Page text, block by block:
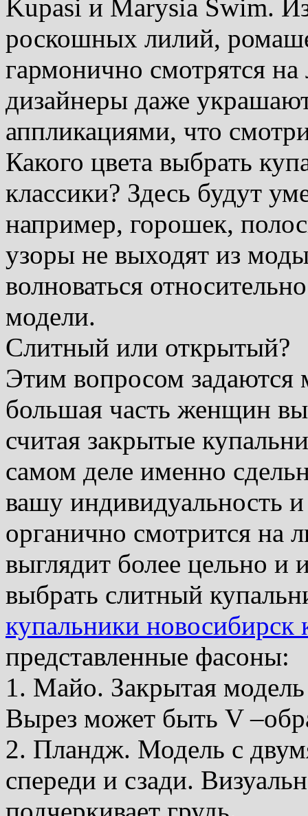
Kupasi и Marysia Swim.
роскошных лилий,
гармонично смотрятся
дизайнеры даже
аппликациями, что
Какого цвета выбрать
классики? Здесь будут
например, горошек,
узоры не выходят из
волноваться
модели.
Слитный или открытый?
Этим вопросом
большая часть женщин
считая закрытые
самом деле именно
вашу индивидуальность
органично смотрится на
выглядит более цельно и
выбрать слитный
купальники новосибирск
представленные фасоны:
1. Майо. Закрытая
Вырез может быть V
2. Пландж. Модель с
спереди и сзади.